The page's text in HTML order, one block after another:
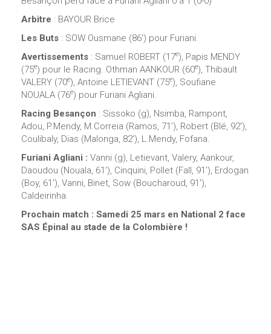
Arbitre : BAYOUR Brice
Les Buts : SOW Ousmane (86′) pour Furiani.
Avertissements : Samuel ROBERT (17e), Papis MENDY
(75e) pour le Racing. Othman AANKOUR (60e), Thibault
VALERY (70e), Antoine LETIEVANT (75e), Soufiane
NOUALA (76e) pour Furiani Agliani.
Racing Besançon : Sissoko (g), Nsimba, Rampont,
Adou, P.Mendy, M.Correia (Ramos, 71′), Robert (Blé, 92′),
Coulibaly, Dias (Malonga, 82′), L.Mendy, Fofana.
Furiani Agliani : Vanni (g), Letievant, Valery, Aankour,
Daoudou (Nouala, 61′), Cinquini, Pollet (Fall, 91′), Erdogan
(Boy, 61′), Vanni, Binet, Sow (Boucharoud, 91′),
Caldeirinha.
Prochain match : Samedi 25 mars en National 2 face
SAS Épinal au stade de la Colombière !